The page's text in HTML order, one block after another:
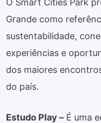
O Smart Cities Park
Grande como
sustentabilidade,
experiências e
dos maiores
do país.
Estudo Play – É uma